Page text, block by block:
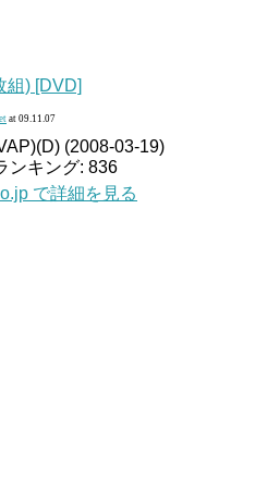
組) [DVD]
at 09.11.07
(2008-03-19)
ンキング: 836
で詳細を見る